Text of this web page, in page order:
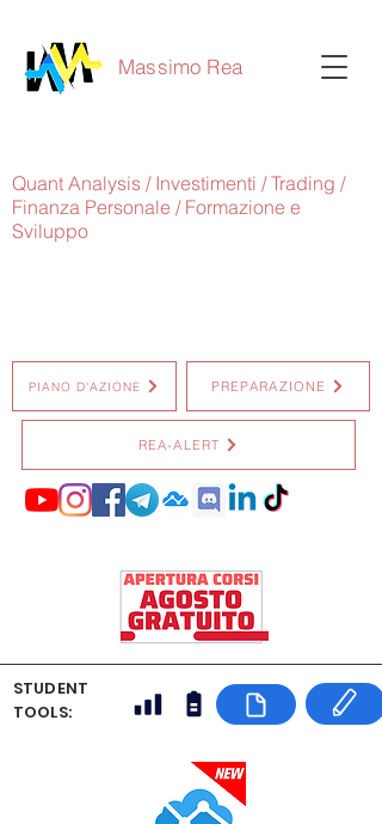
Massimo Rea
Quant Analysis / Investimenti / Trading /
Finanza Personale / Formazione e
Sviluppo
PIANO D'AZIONE PREPARAZIONE
REA-ALERT
STUDENT
TOOLS: